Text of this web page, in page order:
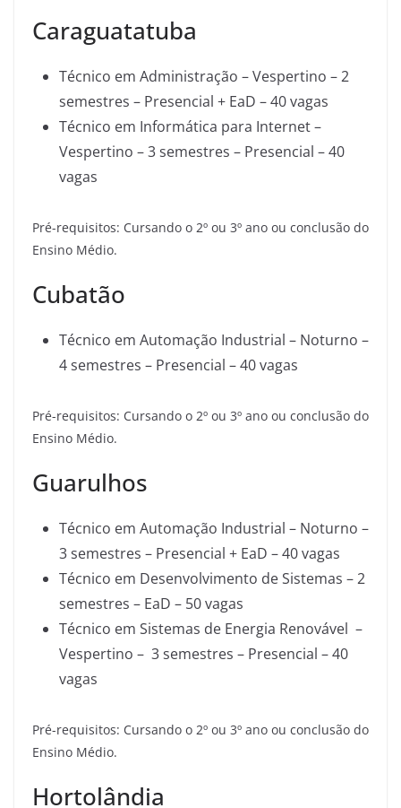
Caraguatatuba
Técnico em Administração – Vespertino – 2
semestres – Presencial + EaD – 40 vagas
Técnico em Informática para Internet –
Vespertino – 3 semestres – Presencial – 40
vagas
Pré-requisitos: Cursando o 2º ou 3º ano ou conclusão do
Ensino Médio.
Cubatão
Técnico em Automação Industrial – Noturno –
4 semestres – Presencial – 40 vagas
Pré-requisitos: Cursando o 2º ou 3º ano ou conclusão do
Ensino Médio.
Guarulhos
Técnico em Automação Industrial – Noturno –
3 semestres – Presencial + EaD – 40 vagas
Técnico em Desenvolvimento de Sistemas – 2
semestres – EaD – 50 vagas
Técnico em Sistemas de Energia Renovável –
Vespertino – 3 semestres – Presencial – 40
vagas
Pré-requisitos: Cursando o 2º ou 3º ano ou conclusão do
Ensino Médio.
Hortolândia